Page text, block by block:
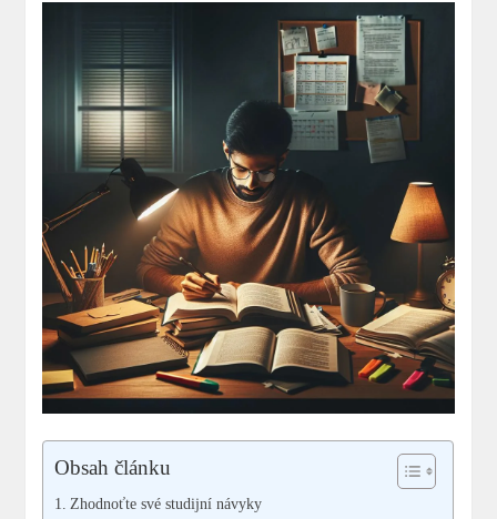
Obsah článku
Zhodnoťte své studijní návyky